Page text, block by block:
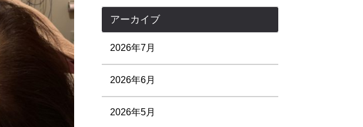
アーカイブ
2026年7月
2026年6月
2026年5月